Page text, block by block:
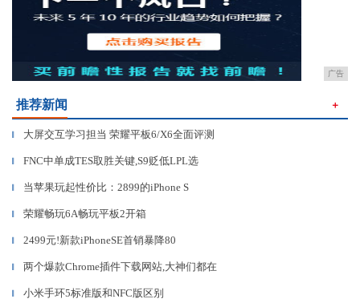
广告
推荐新闻 ＋
▎ 大屏交互学习担当 荣耀平板6/X6全面评测
▎ FNC中单成TES取胜关键,S9贬低LPL选
▎ 当苹果玩起性价比：2899的iPhone S
▎ 荣耀畅玩6A畅玩平板2开箱
▎ 2499元!新款iPhoneSE首销暴降80
▎ 两个爆款Chrome插件下载网站,大神们都在
▎ 小米手环5标准版和NFC版区别